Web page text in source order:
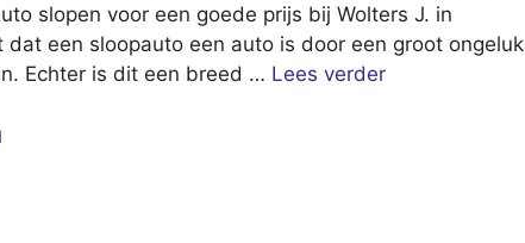
slopen voor een goede prijs bij Wolters J. in
een sloopauto een auto is door een groot ongeluk
Echter is dit een breed … Lees verder